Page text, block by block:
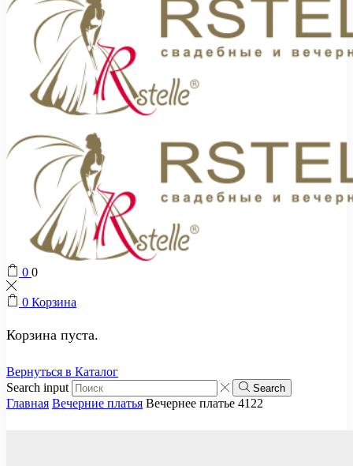
0 0
0 Корзина
Корзина пуста.
Вернуться в Каталог
Search input
Search
Главная Вечерние платья Вечернее платье 4122